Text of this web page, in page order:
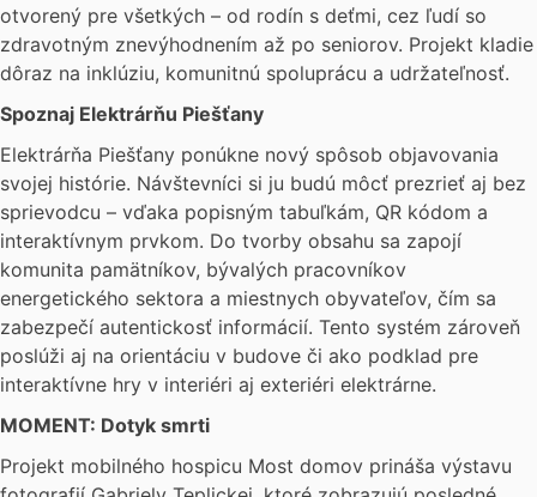
otvorený pre všetkých – od rodín s deťmi, cez ľudí so
zdravotným znevýhodnením až po seniorov. Projekt kladie
dôraz na inklúziu, komunitnú spoluprácu a udržateľnosť.
Spoznaj Elektrárňu Piešťany
Elektrárňa Piešťany ponúkne nový spôsob objavovania
svojej histórie. Návštevníci si ju budú môcť prezrieť aj bez
sprievodcu – vďaka popisným tabuľkám, QR kódom a
interaktívnym prvkom. Do tvorby obsahu sa zapojí
komunita pamätníkov, bývalých pracovníkov
energetického sektora a miestnych obyvateľov, čím sa
zabezpečí autentickosť informácií. Tento systém zároveň
poslúži aj na orientáciu v budove či ako podklad pre
interaktívne hry v interiéri aj exteriéri elektrárne.
MOMENT: Dotyk smrti
Projekt mobilného hospicu Most domov prináša výstavu